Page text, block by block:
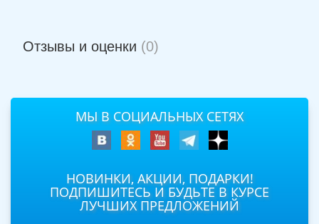
Отзывы и оценки (0)
МЫ В СОЦИАЛЬНЫХ СЕТЯХ
НОВИНКИ, АКЦИИ, ПОДАРКИ!
ПОДПИШИТЕСЬ И БУДЬТЕ В КУРСЕ
ЛУЧШИХ ПРЕДЛОЖЕНИЙ